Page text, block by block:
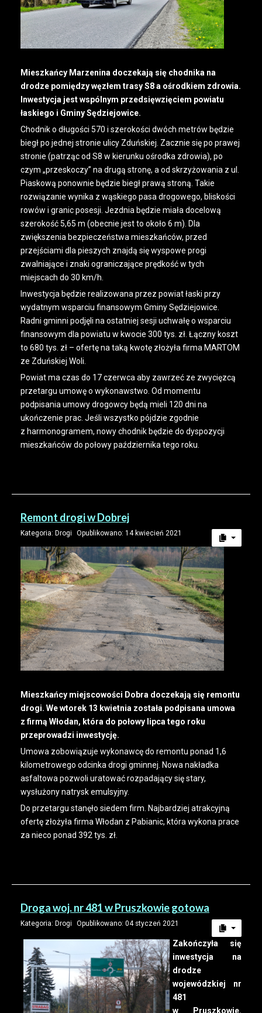
Mieszkańcy Marzenina doczekają się chodnika na
drodze pomiędzy węzłem trasy S8 a ośrodkiem zdrowia.
Inwestycja jest wspólnym przedsięwzięciem powiatu
łaskiego i Gminy Sędziejowice.
Chodnik o długości 570 i szerokości dwóch metrów będzie
biegł po jednej stronie ulicy Zduńskiej. Zacznie się po prawej
stronie (patrząc od S8 w kierunku ośrodka zdrowia), po
czym „przeskoczy” na drugą stronę, a od skrzyżowania z ul.
Piaskową ponownie będzie biegł prawą stroną. Takie
rozwiązanie wynika z wąskiego pasa drogowego, bliskości
rowów i granic posesji. Jezdnia będzie miała docelową
szerokość 5,65 m (obecnie jest to około 6 m). Dla
zwiększenia bezpieczeństwa mieszkańców, przed
przejściami dla pieszych znajdą się wyspowe progi
zwalniające i znaki ograniczające prędkość w tych
miejscach do 30 km/h.
Inwestycja będzie realizowana przez powiat łaski przy
wydatnym wsparciu finansowym Gminy Sędziejowice.
Radni gminni podjęli na ostatniej sesji uchwałę o wsparciu
finansowym dla powiatu w kwocie 300 tys. zł. Łączny koszt
to 680 tys. zł – ofertę na taką kwotę złożyła firma MARTOM
ze Zduńskiej Woli.
Powiat ma czas do 17 czerwca aby zawrzeć ze zwycięzcą
przetargu umowę o wykonawstwo. Od momentu
podpisania umowy drogowcy będą mieli 120 dni na
ukończenie prac. Jeśli wszystko pójdzie zgodnie
z harmonogramem, nowy chodnik będzie do dyspozycji
mieszkańców do połowy października tego roku.
Remont drogi w Dobrej
Kategoria: Drogi Opublikowano: 14 kwiecień 2021
Mieszkańcy miejscowości Dobra doczekają się remontu
drogi. We wtorek 13 kwietnia została podpisana umowa
z firmą Włodan, która do połowy lipca tego roku
przeprowadzi inwestycję.
Umowa zobowiązuje wykonawcę do remontu ponad 1,6
kilometrowego odcinka drogi gminnej. Nowa nakładka
asfaltowa pozwoli uratować rozpadający się stary,
wysłużony natrysk emulsyjny.
Do przetargu stanęło siedem firm. Najbardziej atrakcyjną
ofertę złożyła firma Włodan z Pabianic, która wykona prace
za nieco ponad 392 tys. zł.
Droga woj. nr 481 w Pruszkowie gotowa
Kategoria: Drogi Opublikowano: 04 styczeń 2021
Zakończyła się
inwestycja na
drodze
wojewódzkiej nr
481
w Pruszkowie.